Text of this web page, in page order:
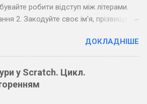
робити відступ між літерами.
2. Закодуйте своє ім'я, прізвище,
повідомлення, обміняйтеся
зі своїм товаришем по парті та
повідомлення товариша.
розкодоване повідомлення.
4. Закодуйте повідомлення для
ДОКЛАДНІШЕ
у Scratch. Цикл.